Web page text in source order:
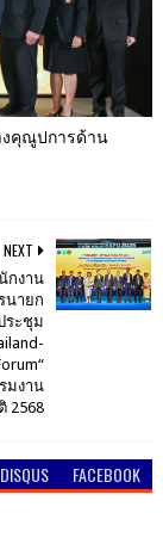
งคุณูปการด้าน
NEXT
กงาน
นายก
ระชุม
มงาน
2568
DISQUS FACEBOOK